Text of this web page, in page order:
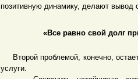
позитивную динамику, делают вывод
«Все равно свой долг
Второй проблемой, конечно,
услуги.